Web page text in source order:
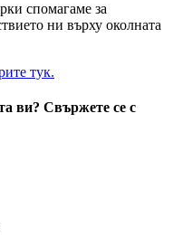
спомагаме за
ни върху околната
тук.
ви? Свържете се с